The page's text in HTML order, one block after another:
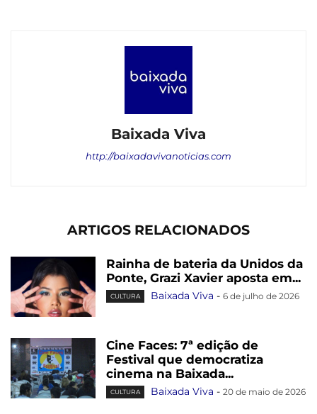
Baixada Viva
http://baixadavivanoticias.com
ARTIGOS RELACIONADOS
Rainha de bateria da Unidos da
Ponte, Grazi Xavier aposta em...
CULTURA Baixada Viva - 6 de julho de 2026
Cine Faces: 7ª edição de
Festival que democratiza
cinema na Baixada...
CULTURA Baixada Viva - 20 de maio de 2026